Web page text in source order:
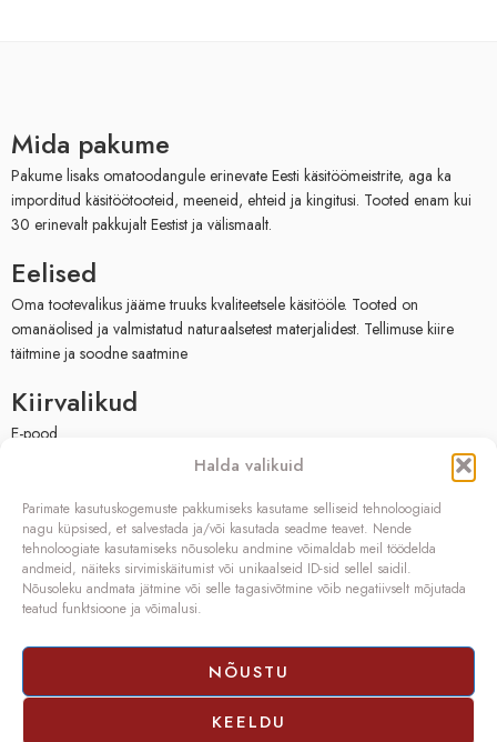
Halda valikuid
Parimate kasutuskogemuste pakkumiseks kasutame selliseid tehnoloogiaid
nagu küpsised, et salvestada ja/või kasutada seadme teavet. Nende
tehnoloogiate kasutamiseks nõusoleku andmine võimaldab meil töödelda
andmeid, näiteks sirvimiskäitumist või unikaalseid ID-sid sellel saidil.
Nõusoleku andmata jätmine või selle tagasivõtmine võib negatiivselt mõjutada
teatud funktsioone ja võimalusi.
NÕUSTU
KEELDU
Mida pakume
Pakume lisaks omatoodangule erinevate Eesti käsitöömeistrite, aga ka
imporditud käsitöötooteid, meeneid, ehteid ja kingitusi. Tooted enam kui
30 erinevalt pakkujalt Eestist ja välismaalt.
Eelised
Oma tootevalikus jääme truuks kvaliteetsele käsitööle. Tooted on
omanäolised ja valmistatud naturaalsetest materjalidest. Tellimuse kiire
täitmine ja soodne saatmine
Kiirvalikud
E-pood
Facebook
Kontakt
OÜ SIVONA
Raudtee põik 2, Paikuse,
Registrikood: 10208888
Telefon: (+372) 5272419